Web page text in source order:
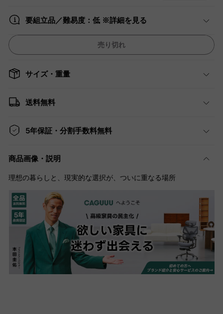
要組立品／難易度：低 ※詳細を見る
売り切れ
サイズ・重量
送料無料
5年保証・分割手数料無料
商品画像・説明
理想の暮らしと、現実的な選択が、ついに重なる場所